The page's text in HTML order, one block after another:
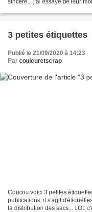
sincère... j'ai essayé de leur
3 petites étiquettes
Publié le 21/09/2020 à 14:23
Par couleuretscrap
Coucou voici 3 petites
publications, il s'agit
la distribution des sacs... LOL